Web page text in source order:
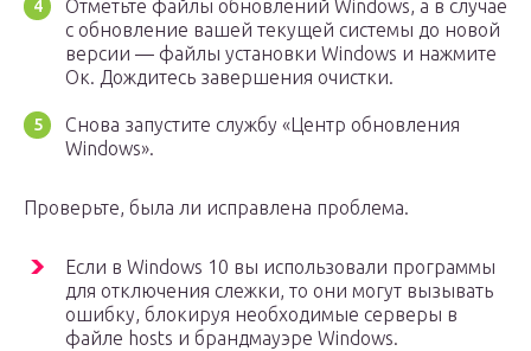
Отметьте файлы обновлений Windows, а в случае
с обновление вашей текущей системы до новой
версии — файлы установки Windows и нажмите
Ок. Дождитесь завершения очистки.
Снова запустите службу «Центр обновления
Windows».
Проверьте, была ли исправлена проблема.
Если в Windows 10 вы использовали программы
для отключения слежки, то они могут вызывать
ошибку, блокируя необходимые серверы в
файле hosts и брандмауэре Windows.